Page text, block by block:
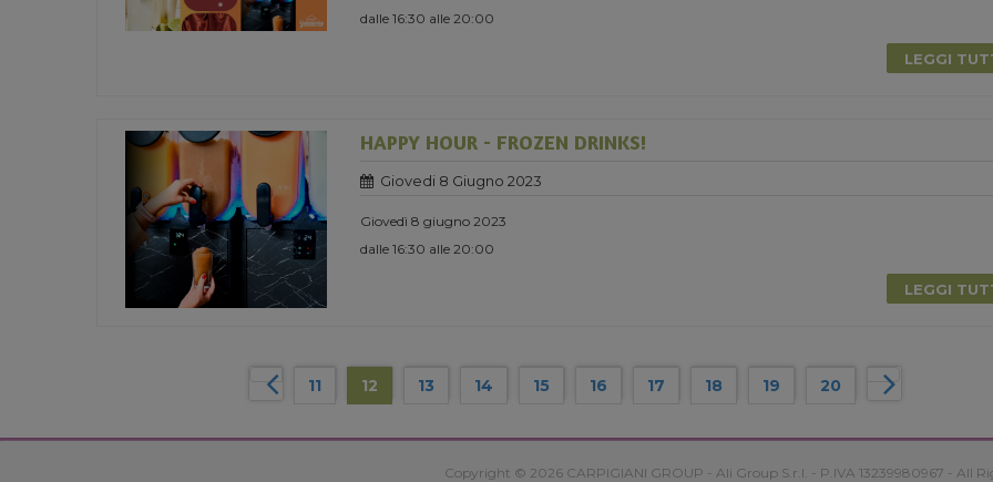
dalle 16:30 alle 20:00
LEGGI
HAPPY HOUR - FROZEN DRINKS!
Giovedi 8 Giugno 2023
Giovedì 8 giugno 2023
dalle 16:30 alle 20:00
LEGGI
11 12 13 14 15 16 17 18 19 20
Copyright © 2026 CARPIGIANI GROUP - Ali Group S.r.l. - P.IVA 13239980967 - All